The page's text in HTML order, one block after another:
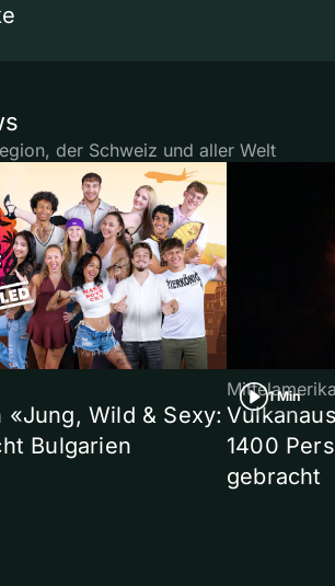
der Schweiz und aller Welt
«Jung, Wild & Sexy:
Bulgarien
1 Min
1400
gebracht